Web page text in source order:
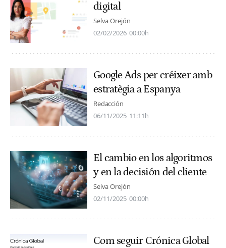
digital
Selva Orejón
02/02/2026 00:00h
Google Ads per créixer amb
estratègia a Espanya
Redacción
06/11/2025 11:11h
El cambio en los algoritmos
y en la decisión del cliente
Selva Orejón
02/11/2025 00:00h
Com seguir Crónica Global